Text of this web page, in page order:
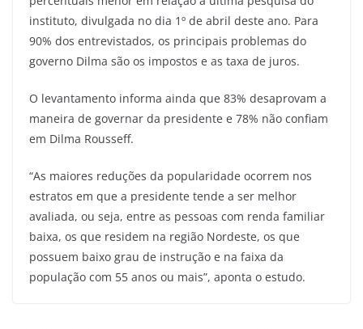
instituto, divulgada no dia 1º de abril deste ano. Para
90% dos entrevistados, os principais problemas do
governo Dilma são os impostos e as taxa de juros.
O levantamento informa ainda que 83% desaprovam a
maneira de governar da presidente e 78% não confiam
em Dilma Rousseff.
“As maiores reduções da popularidade ocorrem nos
estratos em que a presidente tende a ser melhor
avaliada, ou seja, entre as pessoas com renda familiar
baixa, os que residem na região Nordeste, os que
possuem baixo grau de instrução e na faixa da
população com 55 anos ou mais”, aponta o estudo.